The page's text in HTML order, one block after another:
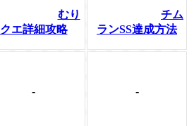
むり
クエ詳細攻略
チム
ランSS達成方法
- -